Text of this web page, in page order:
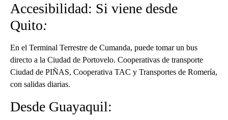
Accesibilidad: Si viene desde
Quito:
En el Terminal Terrestre de Cumanda, puede tomar un bus
directo a la Ciudad de Portovelo. Cooperativas de transporte
Ciudad de PIÑAS, Cooperativa TAC y Transportes de Romería,
con salidas diarias.
Desde Guayaquil: